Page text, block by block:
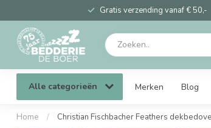
Gratis verzending vanaf € 50,-
Alle categorieën Merken Blog
Home / Christian Fischbacher Feathers